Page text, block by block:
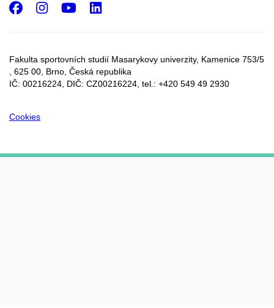
Fakulta sportovních studií Masarykovy univerzity, Kamenice 753/5​
, 625 00, Brno, Česká republika
IČ: 00216224, DIČ: CZ00216224, tel.: +420 549 49 2930
Cookies
Facebook
Instagram
Youtube